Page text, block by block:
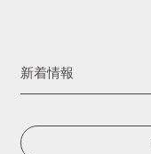
新着情報